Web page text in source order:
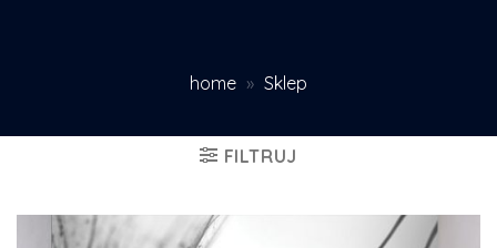
home » Sklep
FILTRUJ